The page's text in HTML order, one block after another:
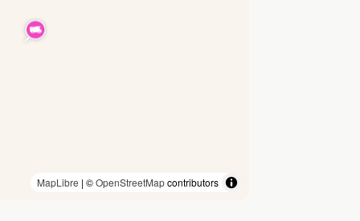
MapLibre | ©OpenStreetMapcontributors